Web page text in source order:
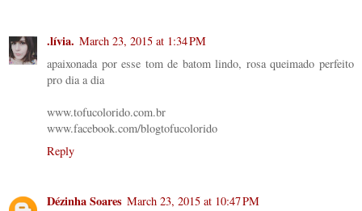
.lívia. March 23, 2015 at 1:34 PM
apaixonada por esse tom de batom lindo, rosa queimado perfeito
pro dia a dia
www.tofucolorido.com.br
www.facebook.com/blogtofucolorido
Reply
Dézinha Soares March 23, 2015 at 10:47 PM